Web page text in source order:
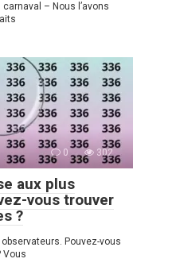
– Nous l’avons
0 302
aux plus
vous trouver
?
Pouvez-vous
Vous